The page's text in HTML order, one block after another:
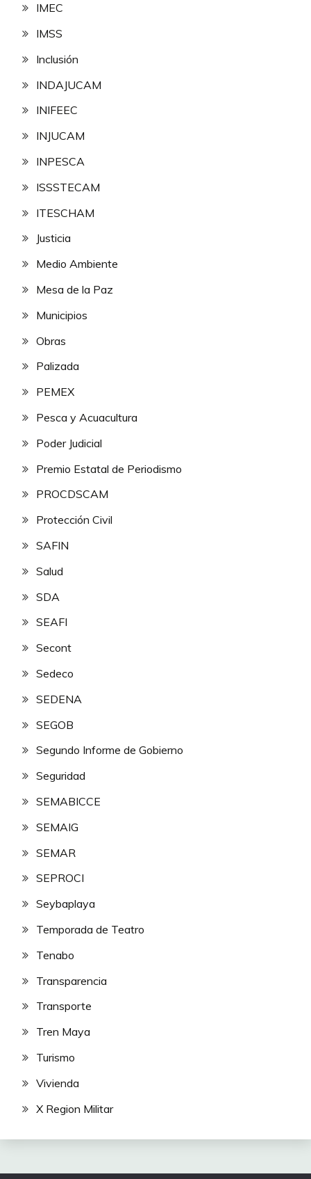
IMEC
IMSS
Inclusión
INDAJUCAM
INIFEEC
INJUCAM
INPESCA
ISSSTECAM
ITESCHAM
Justicia
Medio Ambiente
Mesa de la Paz
Municipios
Obras
Palizada
PEMEX
Pesca y Acuacultura
Poder Judicial
Premio Estatal de Periodismo
PROCDSCAM
Protección Civil
SAFIN
Salud
SDA
SEAFI
Secont
Sedeco
SEDENA
SEGOB
Segundo Informe de Gobierno
Seguridad
SEMABICCE
SEMAIG
SEMAR
SEPROCI
Seybaplaya
Temporada de Teatro
Tenabo
Transparencia
Transporte
Tren Maya
Turismo
Vivienda
X Region Militar